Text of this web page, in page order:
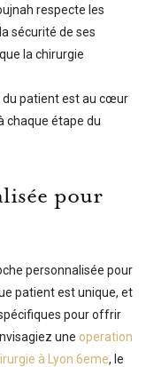
respecte les
sécurité de ses
la chirurgie
du patient est au cœur
chaque étape du
pour
personnalisée pour
patient est unique, et
pour offrir
une operation
à Lyon 6eme, le